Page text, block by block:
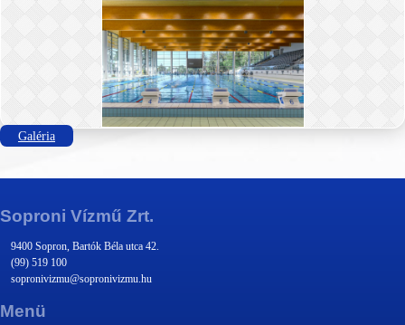
Galéria
Soproni Vízmű Zrt.
9400 Sopron, Bartók Béla utca 42.
(99) 519 100
sopronivizmu@sopronivizmu.hu
Menü